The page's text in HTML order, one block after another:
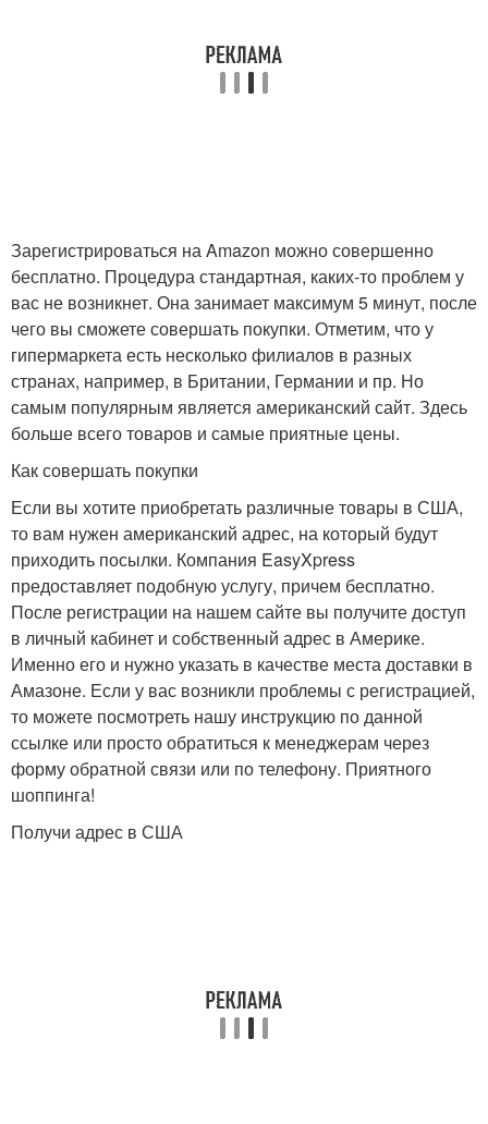
Зарегистрироваться на Amazon можно совершенно
бесплатно. Процедура стандартная, каких-то проблем у
вас не возникнет. Она занимает максимум 5 минут, после
чего вы сможете совершать покупки. Отметим, что у
гипермаркета есть несколько филиалов в разных
странах, например, в Британии, Германии и пр. Но
самым популярным является американский сайт. Здесь
больше всего товаров и самые приятные цены.
Как совершать покупки
Если вы хотите приобретать различные товары в США,
то вам нужен американский адрес, на который будут
приходить посылки. Компания EasyXpress
предоставляет подобную услугу, причем бесплатно.
После регистрации на нашем сайте вы получите доступ
в личный кабинет и собственный адрес в Америке.
Именно его и нужно указать в качестве места доставки в
Амазоне. Если у вас возникли проблемы с регистрацией,
то можете посмотреть нашу инструкцию по данной
ссылке или просто обратиться к менеджерам через
форму обратной связи или по телефону. Приятного
шоппинга!
Получи адрес в США